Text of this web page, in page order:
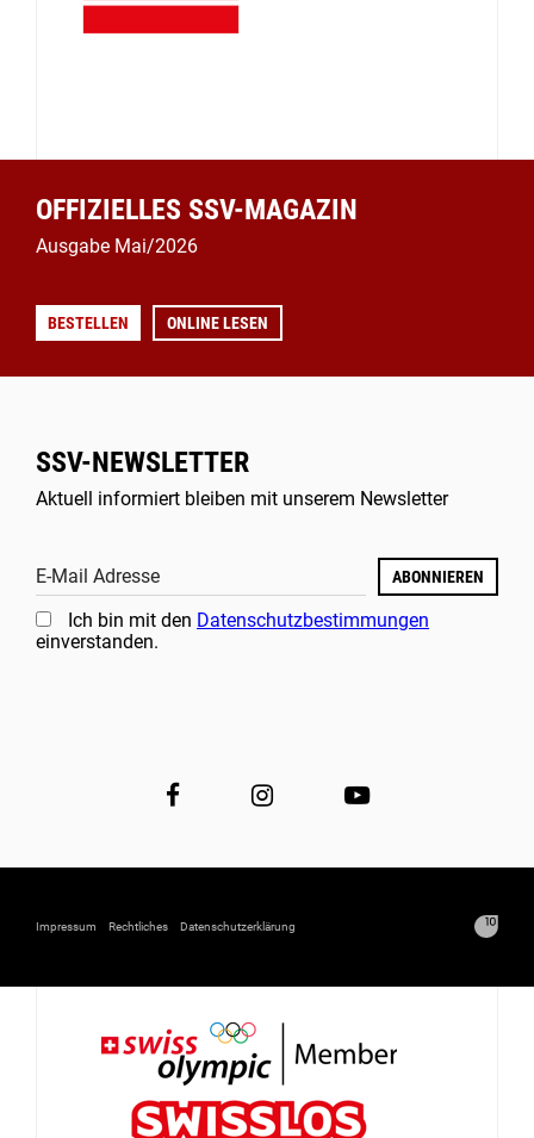
OFFIZIELLES SSV-MAGAZIN
Ausgabe Mai/2026
BESTELLEN ONLINE LESEN
SSV-NEWSLETTER
Aktuell informiert bleiben mit unserem Newsletter
E-Mail Adresse ABONNIEREN
Ich bin mit den Datenschutzbestimmungen
einverstanden.
Impressum Rechtliches Datenschutzerklärung